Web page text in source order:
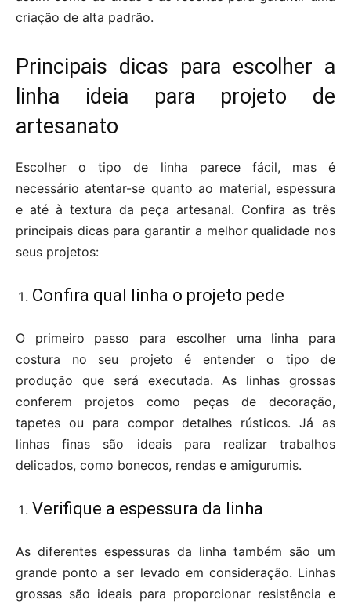
criação de alta padrão.
Principais dicas para escolher a
linha ideia para projeto de
artesanato
Escolher o tipo de linha parece fácil, mas é
necessário atentar-se quanto ao material, espessura
e até à textura da peça artesanal. Confira as três
principais dicas para garantir a melhor qualidade nos
seus projetos:
Confira qual linha o projeto pede
O primeiro passo para escolher uma linha para
costura no seu projeto é entender o tipo de
produção que será executada. As linhas grossas
conferem projetos como peças de decoração,
tapetes ou para compor detalhes rústicos. Já as
linhas finas são ideais para realizar trabalhos
delicados, como bonecos, rendas e amigurumis.
Verifique a espessura da linha
As diferentes espessuras da linha também são um
grande ponto a ser levado em consideração. Linhas
grossas são ideais para proporcionar resistência e